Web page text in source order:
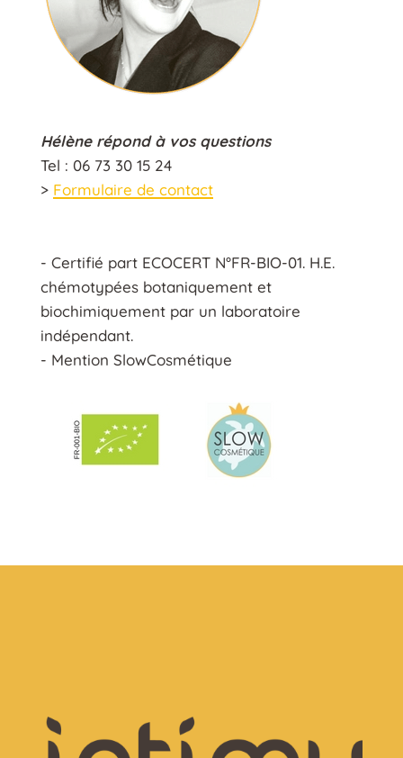
Hélène répond à vos questions
Tel : 06 73 30 15 24
> Formulaire de contact
- Certifié part ECOCERT N°FR-BIO-01. H.E.
chémotypées botaniquement et
biochimiquement par un laboratoire
indépendant.
- Mention SlowCosmétique